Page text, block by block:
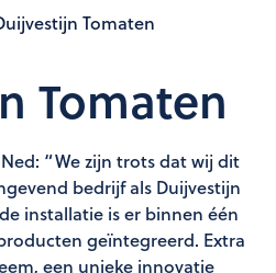
Tomaten
Tomaten
“We zijn trots dat wij dit
bedrijf als Duijvestijn
installatie is er binnen één
geïntegreerd. Extra
een unieke innovatie